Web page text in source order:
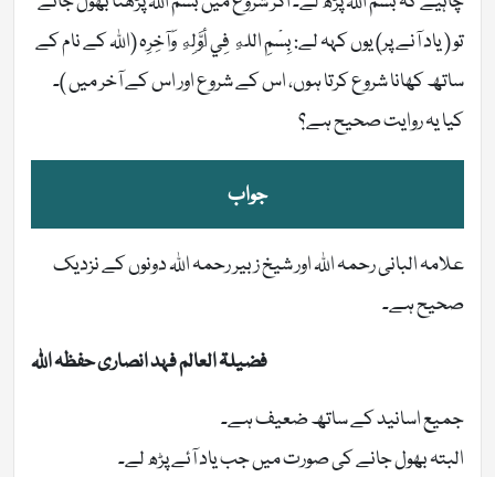
تو ( یاد آنے پر) یوں کہہ لے: بِسْمِ اللهِ فِي أَوَّلِهِ وَآخِرِہ (اللہ کے نام کے
ساتھ کھانا شروع کرتا ہوں، اس کے شروع اور اس کے آخر میں )۔
کیا یہ روایت صحیح ہے؟
جواب
علامہ البانی رحمہ اللہ اور شیخ زبیر رحمہ اللہ دونوں کے نزدیک
صحیح ہے۔
فضیلۃ العالم فہد انصاری حفظہ اللہ
جمیع اسانید کے ساتھ ضعیف ہے۔
البتہ بھول جانے کی صورت میں جب یاد آئے پڑھ لے۔